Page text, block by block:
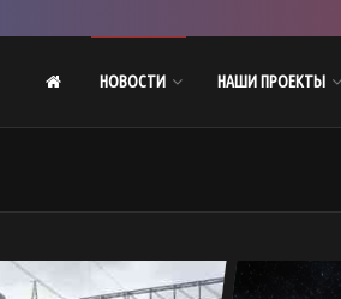
НОВОСТИ НАШИ ПРОЕКТЫ